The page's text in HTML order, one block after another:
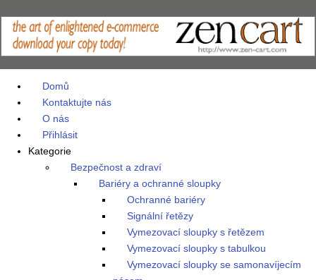
Domů
Kontaktujte nás
O nás
Přihlásit
Kategorie
Bezpečnost a zdraví
Bariéry a ochranné sloupky
Ochranné bariéry
Signální řetězy
Vymezovací sloupky s řetězem
Vymezovací sloupky s tabulkou
Vymezovací sloupky se samonavíjecím